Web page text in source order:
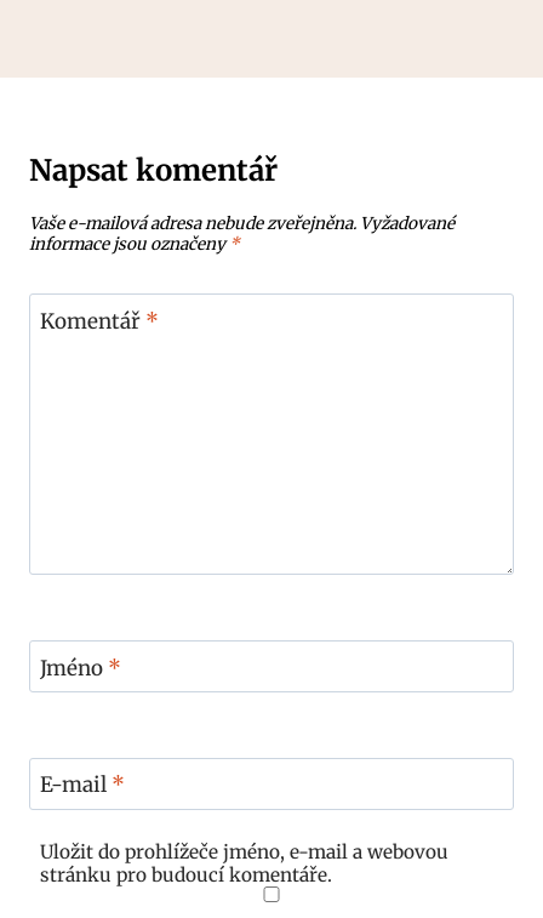
Napsat komentář
Vaše e-mailová adresa nebude zveřejněna. Vyžadované
informace jsou označeny*
Komentář *
Jméno *
E-mail *
Uložit do prohlížeče jméno, e-mail a webovou
stránku pro budoucí komentáře.